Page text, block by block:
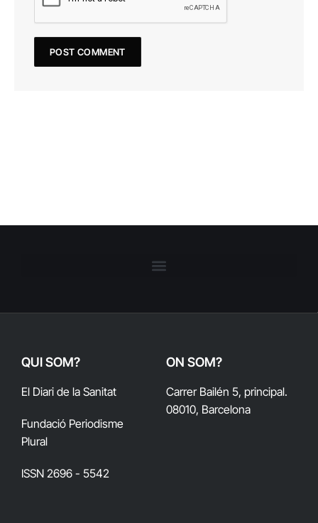
QUI SOM?
El Diari de la Sanitat
Fundació Periodisme
Plural
ISSN 2696 - 5542
ON SOM?
Carrer Bailén 5, principal.
08010, Barcelona